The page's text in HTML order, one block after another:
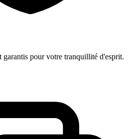
garantis pour votre tranquillité d'esprit.